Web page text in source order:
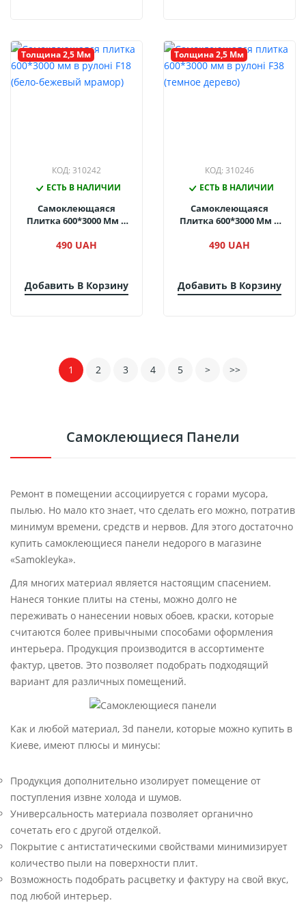
Толщина 2,5 Мм
КОД: 310242
ЕСТЬ В НАЛИЧИИ
Самоклеющаяся
Плитка 600*3000 Мм В
Бежевый Мрамор)
490 UAH
Добавить В Корзину
Толщина 2,5 Мм
КОД: 310246
ЕСТЬ В НАЛИЧИИ
Самоклеющаяся
Плитка 600*3000 Мм В
Дерево)
490 UAH
Добавить В Корзину
1 2 3 4 5 > >>
Самоклеющиеся Панели
Ремонт в помещении ассоциируется с горами мусора,
пылью. Но мало кто знает, что сделать его можно, потратив
минимум времени, средств и нервов. Для этого достаточно
купить самоклеющиеся панели недорого в магазине
«Samokleyka».
Для многих материал является настоящим спасением.
Нанеся тонкие плиты на стены, можно долго не
переживать о нанесении новых обоев, краски, которые
считаются более привычными способами оформления
интерьера. Продукция производится в ассортименте
фактур, цветов. Это позволяет подобрать подходящий
вариант для различных помещений.
Как и любой материал, 3d панели, которые можно купить в
Киеве, имеют плюсы и минусы:
Продукция дополнительно изолирует помещение от
поступления извне холода и шумов.
Универсальность материала позволяет органично
сочетать его с другой отделкой.
Покрытие с антистатическими свойствами минимизирует
количество пыли на поверхности плит.
Возможность подобрать расцветку и фактуру на свой вкус,
под любой интерьер.